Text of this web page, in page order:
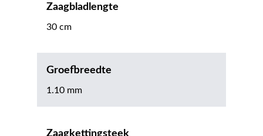
Zaagbladlengte
30 cm
Groefbreedte
1.10 mm
Zaagkettingsteek